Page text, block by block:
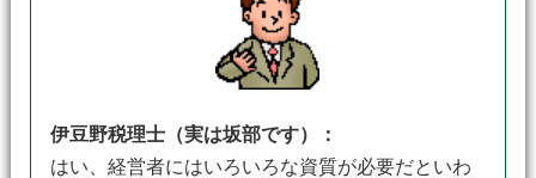
伊豆野税理士（実は坂部です）：
はい、経営者にはいろいろな資質が必要だといわ